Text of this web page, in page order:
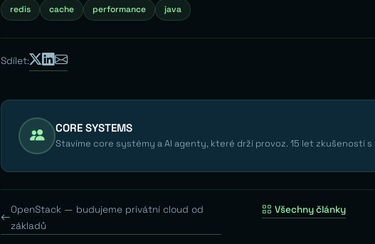
redis cache performance java
Sdílet:
CORE SYSTEMS
Stavíme core systémy a AI agenty, které drží provoz. 15 let zkušeností s
OpenStack — budujeme privátní cloud od
základů
Všechny články